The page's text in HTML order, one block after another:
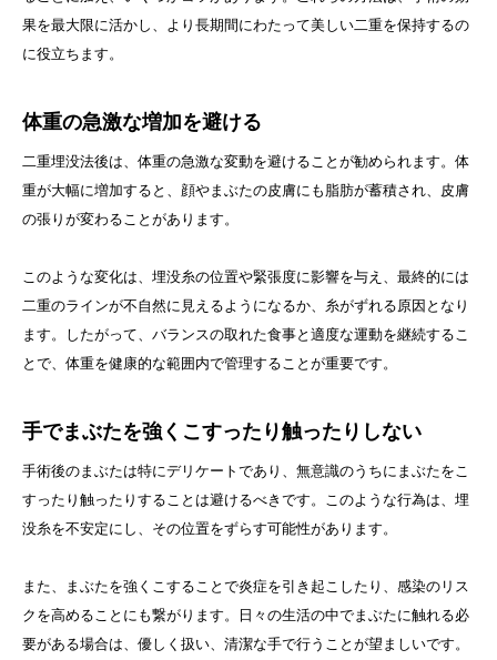
果を最大限に活かし、より長期間にわたって美しい二重を保持するの
に役立ちます。
体重の急激な増加を避ける
二重埋没法後は、体重の急激な変動を避けることが勧められます。体
重が大幅に増加すると、顔やまぶたの皮膚にも脂肪が蓄積され、皮膚
の張りが変わることがあります。
このような変化は、埋没糸の位置や緊張度に影響を与え、最終的には
二重のラインが不自然に見えるようになるか、糸がずれる原因となり
ます。したがって、バランスの取れた食事と適度な運動を継続するこ
とで、体重を健康的な範囲内で管理することが重要です。
手でまぶたを強くこすったり触ったりしない
手術後のまぶたは特にデリケートであり、無意識のうちにまぶたをこ
すったり触ったりすることは避けるべきです。このような行為は、埋
没糸を不安定にし、その位置をずらす可能性があります。
また、まぶたを強くこすることで炎症を引き起こしたり、感染のリス
クを高めることにも繋がります。日々の生活の中でまぶたに触れる必
要がある場合は、優しく扱い、清潔な手で行うことが望ましいです。